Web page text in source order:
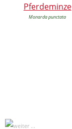
Pferdeminze
Monarda punctata